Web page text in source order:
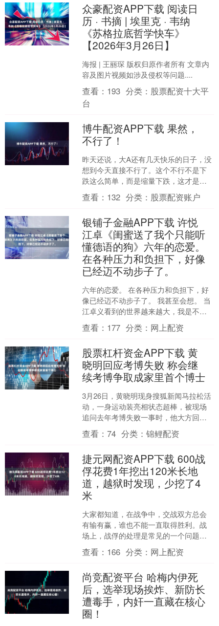
众豪配资APP下载 阅读日
历 · 书摘 | 埃里克 · 韦纳
《苏格拉底哲学快车》
【2026年3月26日】
海报 | 王丽琛 版权归原作者所有 文章内
容及图片视频如涉及侵权等问题....
查看： 193 分类： 股票配资十大平
台
博牛配资APP下载 果然，
不行了！
昨天还说，大A还有几天快乐的日子，没
想到今天直接不行了。这个不行不是下
跌这么简单，而是缩量下跌，这才是要
命的。 搞不好，今天真跌破2万亿成交
了。天量天价，缩量就....
查看： 132 分类： 股票配资账户
银铺子金融APP下载 许悦
江卓《闺蜜送了我个只能听
懂德语的狗》六年的恋爱。
在各种压力和负担下，好像
已经迈不动步子了。
六年的恋爱。 在各种压力和负担下，好
像已经迈不动步子了。 我甚至会想。 当
江卓义看到的世界越来越大，我是不是
就变得无足轻重了。 他想追求更自由更
广阔的世界。 而....
查看： 177 分类： 网上配资
股票杠杆资金APP下载 黄
晓明回应考博失败 称会继
续考博争取成家里首个博士
3月26日，黄晓明现身搜狐新闻马拉松活
动，一身运动装亮相状态超棒，被现场
追问去年考博失败一事时，他大方回应
表示会继续考博，目标是成为家里第一
个博士，这番坦荡的发....
查看：74 分类：锦鲤配资
捷元网配资APP下载 600战
俘花费1年挖出120米长地
道，越狱时发现，少挖了4
米
大家都知道，在战争中，交战双方总会
有输有赢，谁也不能一直取得胜利。战
场上，战俘的处理是常见的一个问题。
为了防止他们重新回到战场继续作战，
通常俘虏们都会被关押起来....
查看： 166 分类： 网上配资
尚竞配资平台 哈梅内伊死
后，选举现场挨炸、新防长
遭毒手，内奸一直藏在核心
圈！